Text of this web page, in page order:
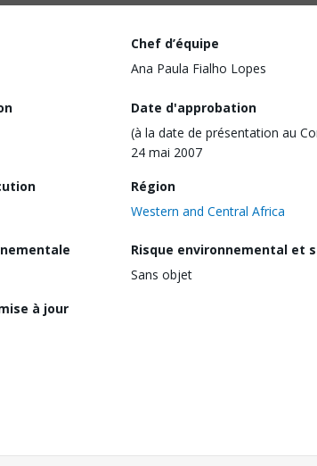
Chef d’équipe
Ana Paula Fialho Lopes
Date d'approbation
(à la date de présentation au
24 mai 2007
Région
Western and Central Africa
Risque environnemental et
Sans objet
à jour